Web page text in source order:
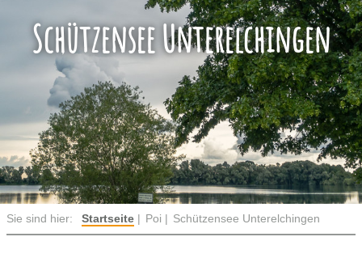
Schützensee Unterelchingen
Sie sind hier: Startseite Poi Schützensee Unterelchingen